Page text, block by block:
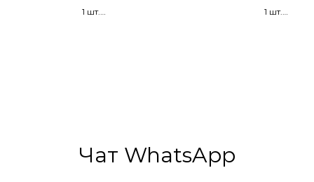
1 шт.
1 шт.
Чат WhatsApp